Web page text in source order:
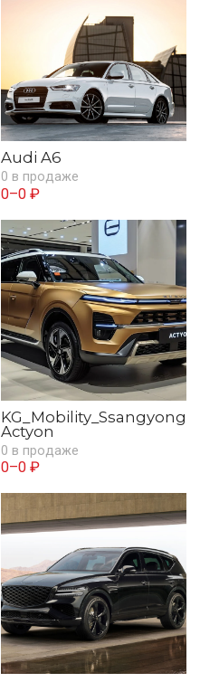
Audi A6
0 в продаже
0–0 ₽
KG_Mobility_Ssangyong
Actyon
0 в продаже
0–0 ₽